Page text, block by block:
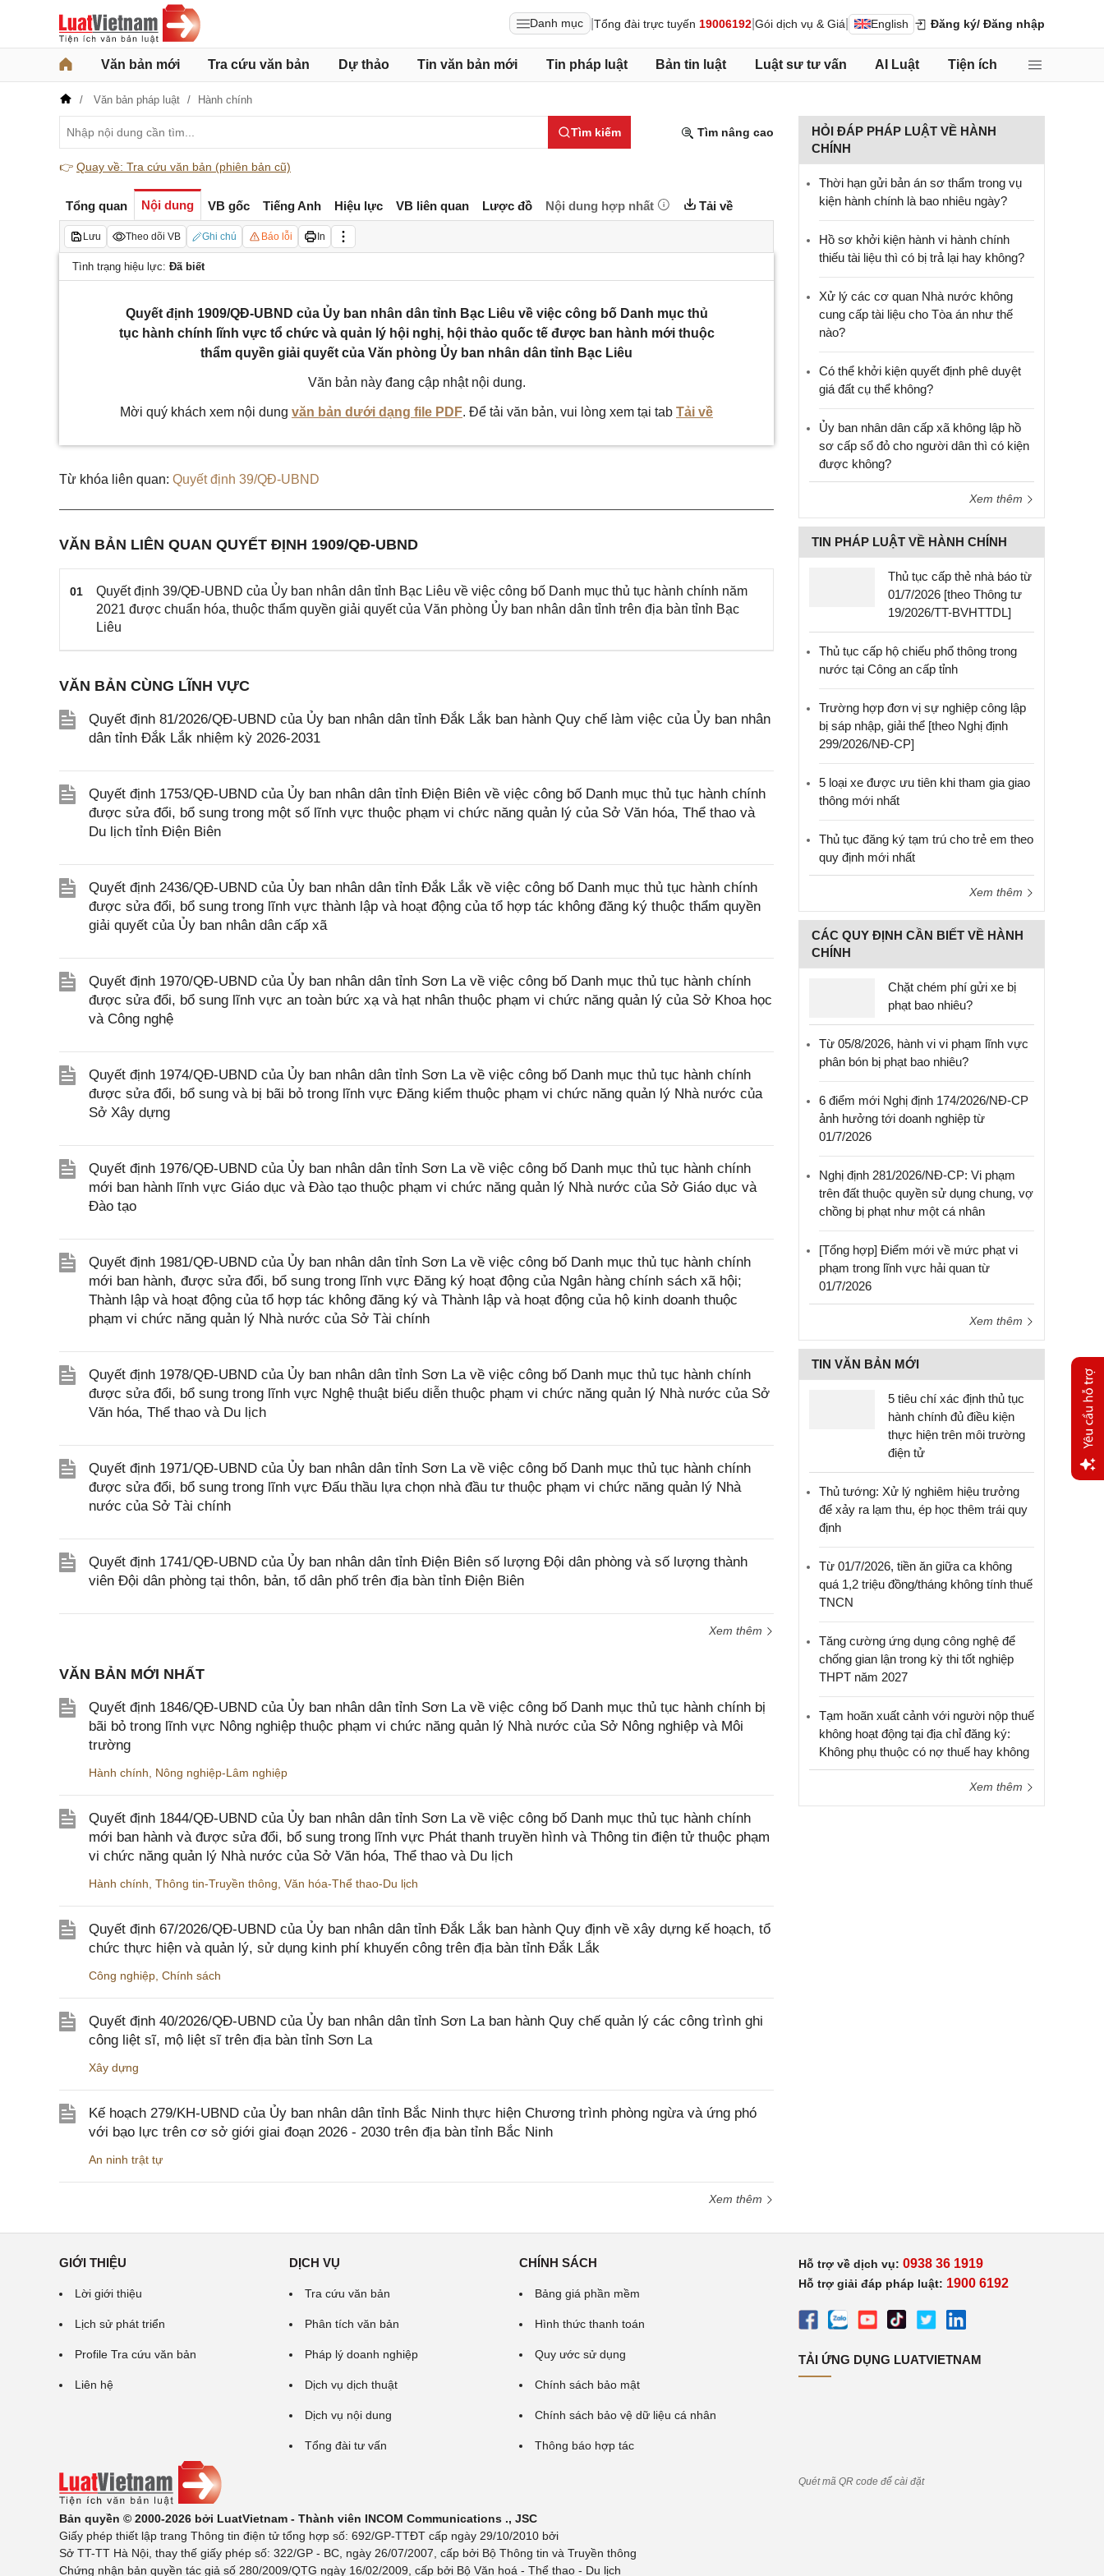
Danh mục Tổng đài trực tuyến 19006192 Gói dịch vụ & Giá English Đăng ký/ Đăng nhập
Văn bản mới Tra cứu văn bản Dự thảo Tin văn bản mới Tin pháp luật Bản tin luật Luật sư tư vấn AI Luật Tiện ích
Văn bản pháp luật Hành chính
Tìm kiếm Tìm nâng cao
👉 Quay về: Tra cứu văn bản (phiên bản cũ)
Tổng quan Nội dung VB gốc Tiếng Anh Hiệu lực VB liên quan Lược đồ Nội dung hợp nhất Tải về
Lưu Theo dõi VB Ghi chú Báo lỗi In
Tình trạng hiệu lực: Đã biết
Quyết định 1909/QĐ-UBND của Ủy ban nhân dân tỉnh Bạc Liêu về việc công bố Danh mục thủ
tục hành chính lĩnh vực tổ chức và quản lý hội nghị, hội thảo quốc tế được ban hành mới thuộc
thẩm quyền giải quyết của Văn phòng Ủy ban nhân dân tỉnh Bạc Liêu
Văn bản này đang cập nhật nội dung.
Mời quý khách xem nội dung văn bản dưới dạng file PDF. Để tải văn bản, vui lòng xem tại tab Tải về
Từ khóa liên quan: Quyết định 39/QĐ-UBND
VĂN BẢN LIÊN QUAN QUYẾT ĐỊNH 1909/QĐ-UBND
01
Quyết định 39/QĐ-UBND của Ủy ban nhân dân tỉnh Bạc Liêu về việc công bố Danh mục thủ tục hành chính năm
2021 được chuẩn hóa, thuộc thẩm quyền giải quyết của Văn phòng Ủy ban nhân dân tỉnh trên địa bàn tỉnh Bạc
Liêu
VĂN BẢN CÙNG LĨNH VỰC
Quyết định 81/2026/QĐ-UBND của Ủy ban nhân dân tỉnh Đắk Lắk ban hành Quy chế làm việc của Ủy ban nhân
dân tỉnh Đắk Lắk nhiệm kỳ 2026-2031
Quyết định 1753/QĐ-UBND của Ủy ban nhân dân tỉnh Điện Biên về việc công bố Danh mục thủ tục hành chính
được sửa đổi, bổ sung trong một số lĩnh vực thuộc phạm vi chức năng quản lý của Sở Văn hóa, Thể thao và
Du lịch tỉnh Điện Biên
Quyết định 2436/QĐ-UBND của Ủy ban nhân dân tỉnh Đắk Lắk về việc công bố Danh mục thủ tục hành chính
được sửa đổi, bổ sung trong lĩnh vực thành lập và hoạt động của tổ hợp tác không đăng ký thuộc thẩm quyền
giải quyết của Ủy ban nhân dân cấp xã
Quyết định 1970/QĐ-UBND của Ủy ban nhân dân tỉnh Sơn La về việc công bố Danh mục thủ tục hành chính
được sửa đổi, bổ sung lĩnh vực an toàn bức xạ và hạt nhân thuộc phạm vi chức năng quản lý của Sở Khoa học
và Công nghệ
Quyết định 1974/QĐ-UBND của Ủy ban nhân dân tỉnh Sơn La về việc công bố Danh mục thủ tục hành chính
được sửa đổi, bổ sung và bị bãi bỏ trong lĩnh vực Đăng kiểm thuộc phạm vi chức năng quản lý Nhà nước của
Sở Xây dựng
Quyết định 1976/QĐ-UBND của Ủy ban nhân dân tỉnh Sơn La về việc công bố Danh mục thủ tục hành chính
mới ban hành lĩnh vực Giáo dục và Đào tạo thuộc phạm vi chức năng quản lý Nhà nước của Sở Giáo dục và
Đào tạo
Quyết định 1981/QĐ-UBND của Ủy ban nhân dân tỉnh Sơn La về việc công bố Danh mục thủ tục hành chính
mới ban hành, được sửa đổi, bổ sung trong lĩnh vực Đăng ký hoạt động của Ngân hàng chính sách xã hội;
Thành lập và hoạt động của tổ hợp tác không đăng ký và Thành lập và hoạt động của hộ kinh doanh thuộc
phạm vi chức năng quản lý Nhà nước của Sở Tài chính
Quyết định 1978/QĐ-UBND của Ủy ban nhân dân tỉnh Sơn La về việc công bố Danh mục thủ tục hành chính
được sửa đổi, bổ sung trong lĩnh vực Nghệ thuật biểu diễn thuộc phạm vi chức năng quản lý Nhà nước của Sở
Văn hóa, Thể thao và Du lịch
Quyết định 1971/QĐ-UBND của Ủy ban nhân dân tỉnh Sơn La về việc công bố Danh mục thủ tục hành chính
được sửa đổi, bổ sung trong lĩnh vực Đấu thầu lựa chọn nhà đầu tư thuộc phạm vi chức năng quản lý Nhà
nước của Sở Tài chính
Quyết định 1741/QĐ-UBND của Ủy ban nhân dân tỉnh Điện Biên số lượng Đội dân phòng và số lượng thành
viên Đội dân phòng tại thôn, bản, tổ dân phố trên địa bàn tỉnh Điện Biên
Xem thêm
VĂN BẢN MỚI NHẤT
Quyết định 1846/QĐ-UBND của Ủy ban nhân dân tỉnh Sơn La về việc công bố Danh mục thủ tục hành chính bị
bãi bỏ trong lĩnh vực Nông nghiệp thuộc phạm vi chức năng quản lý Nhà nước của Sở Nông nghiệp và Môi
trường
Hành chính Nông nghiệp-Lâm nghiệp
Quyết định 1844/QĐ-UBND của Ủy ban nhân dân tỉnh Sơn La về việc công bố Danh mục thủ tục hành chính
mới ban hành và được sửa đổi, bổ sung trong lĩnh vực Phát thanh truyền hình và Thông tin điện tử thuộc phạm
vi chức năng quản lý Nhà nước của Sở Văn hóa, Thể thao và Du lịch
Hành chính Thông tin-Truyền thông Văn hóa-Thể thao-Du lịch
Quyết định 67/2026/QĐ-UBND của Ủy ban nhân dân tỉnh Đắk Lắk ban hành Quy định về xây dựng kế hoạch, tổ
chức thực hiện và quản lý, sử dụng kinh phí khuyến công trên địa bàn tỉnh Đắk Lắk
Công nghiệp Chính sách
Quyết định 40/2026/QĐ-UBND của Ủy ban nhân dân tỉnh Sơn La ban hành Quy chế quản lý các công trình ghi
công liệt sĩ, mộ liệt sĩ trên địa bàn tỉnh Sơn La
Xây dựng
Kế hoạch 279/KH-UBND của Ủy ban nhân dân tỉnh Bắc Ninh thực hiện Chương trình phòng ngừa và ứng phó
với bạo lực trên cơ sở giới giai đoạn 2026 - 2030 trên địa bàn tỉnh Bắc Ninh
An ninh trật tự
Xem thêm
HỎI ĐÁP PHÁP LUẬT VỀ HÀNH
CHÍNH
Thời hạn gửi bản án sơ thẩm trong vụ
kiện hành chính là bao nhiêu ngày?
Hồ sơ khởi kiện hành vi hành chính
thiếu tài liệu thì có bị trả lại hay không?
Xử lý các cơ quan Nhà nước không
cung cấp tài liệu cho Tòa án như thế
nào?
Có thể khởi kiện quyết định phê duyệt
giá đất cụ thể không?
Ủy ban nhân dân cấp xã không lập hồ
sơ cấp sổ đỏ cho người dân thì có kiện
được không?
Xem thêm
TIN PHÁP LUẬT VỀ HÀNH CHÍNH
Thủ tục cấp thẻ nhà báo từ
01/7/2026 [theo Thông tư
19/2026/TT-BVHTTDL]
Thủ tục cấp hộ chiếu phổ thông trong
nước tại Công an cấp tỉnh
Trường hợp đơn vị sự nghiệp công lập
bị sáp nhập, giải thể [theo Nghị định
299/2026/NĐ-CP]
5 loại xe được ưu tiên khi tham gia giao
thông mới nhất
Thủ tục đăng ký tạm trú cho trẻ em theo
quy định mới nhất
Xem thêm
CÁC QUY ĐỊNH CẦN BIẾT VỀ HÀNH
CHÍNH
Chặt chém phí gửi xe bị
phạt bao nhiêu?
Từ 05/8/2026, hành vi vi phạm lĩnh vực
phân bón bị phạt bao nhiêu?
6 điểm mới Nghị định 174/2026/NĐ-CP
ảnh hưởng tới doanh nghiệp từ
01/7/2026
Nghị định 281/2026/NĐ-CP: Vi phạm
trên đất thuộc quyền sử dụng chung, vợ
chồng bị phạt như một cá nhân
[Tổng hợp] Điểm mới về mức phạt vi
phạm trong lĩnh vực hải quan từ
01/7/2026
Xem thêm
TIN VĂN BẢN MỚI
5 tiêu chí xác định thủ tục
hành chính đủ điều kiện
thực hiện trên môi trường
điện tử
Thủ tướng: Xử lý nghiêm hiệu trưởng
để xảy ra lạm thu, ép học thêm trái quy
định
Từ 01/7/2026, tiền ăn giữa ca không
quá 1,2 triệu đồng/tháng không tính thuế
TNCN
Tăng cường ứng dụng công nghệ để
chống gian lận trong kỳ thi tốt nghiệp
THPT năm 2027
Tạm hoãn xuất cảnh với người nộp thuế
không hoạt động tại địa chỉ đăng ký:
Không phụ thuộc có nợ thuế hay không
Xem thêm
GIỚI THIỆU
Lời giới thiệu
Lịch sử phát triển
Profile Tra cứu văn bản
Liên hệ
DỊCH VỤ
Tra cứu văn bản
Phân tích văn bản
Pháp lý doanh nghiệp
Dịch vụ dịch thuật
Dịch vụ nội dung
Tổng đài tư vấn
CHÍNH SÁCH
Bảng giá phần mềm
Hình thức thanh toán
Quy ước sử dụng
Chính sách bảo mật
Chính sách bảo vệ dữ liệu cá nhân
Thông báo hợp tác
Bản quyền © 2000-2026 bởi LuatVietnam - Thành viên INCOM Communications ., JSC
Giấy phép thiết lập trang Thông tin điện tử tổng hợp số: 692/GP-TTĐT cấp ngày 29/10/2010 bởi
Sở TT-TT Hà Nội, thay thế giấy phép số: 322/GP - BC, ngày 26/07/2007, cấp bởi Bộ Thông tin và Truyền thông
Chứng nhận bản quyền tác giả số 280/2009/QTG ngày 16/02/2009, cấp bởi Bộ Văn hoá - Thể thao - Du lịch
Hỗ trợ về dịch vụ: 0938 36 1919
Hỗ trợ giải đáp pháp luật: 1900 6192
TẢI ỨNG DỤNG LUATVIETNAM
Quét mã QR code để cài đặt